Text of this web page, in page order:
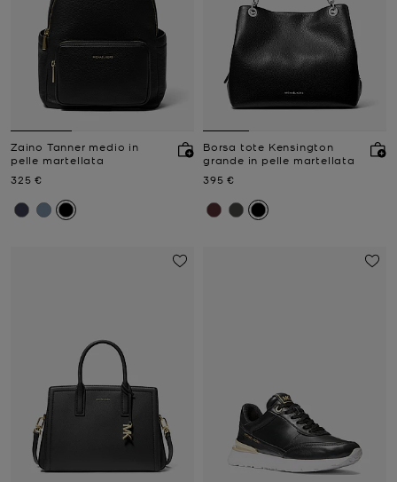
Zaino Tanner medio in
pelle martellata
Prezzo attuale
325 €
Borsa tote Kensington
grande in pelle martellata
Prezzo attuale
395 €